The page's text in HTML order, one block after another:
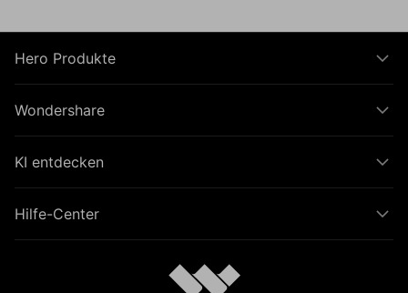
Hero Produkte
Wondershare
KI entdecken
Hilfe-Center